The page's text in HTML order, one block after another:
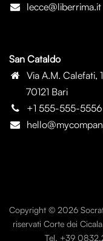
lecce@liberrima.it
San Cataldo
Via A.M. Calefati,
70121 Bari
+1 555-555-5556
Copyright © 2026
riservati Corte dei
Tel. +39